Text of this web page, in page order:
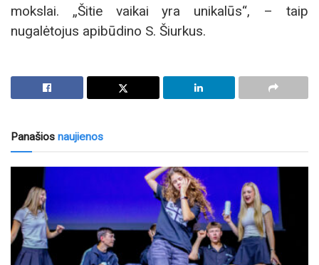
mokslai. „Šitie vaikai yra unikalūs“, – taip
nugalėtojus apibūdino S. Šiurkus.
Panašios naujienos